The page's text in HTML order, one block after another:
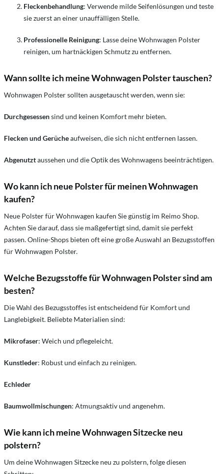
Fleckenbehandlung: Verwende milde Seifenlösungen und teste
sie zuerst an einer unauffälligen Stelle.
Professionelle Reinigung: Lasse deine Wohnwagen Polster
reinigen, um hartnäckigen Schmutz zu entfernen.
Wann sollte ich meine Wohnwagen Polster tauschen?
Wohnwagen Polster sollten ausgetauscht werden, wenn sie:
Durchgesessensind und keinen Komfort mehr bieten.
Flecken und Gerücheaufweisen, die sich nicht entfernen lassen.
Abgenutztaussehen und die Optik des Wohnwagens beeinträchtigen.
Wo kann ich neue Polster für meinen Wohnwagen
kaufen?
Neue Polster für Wohnwagen kaufen Sie günstig im Reimo Shop.
Achten Sie darauf, dass sie maßgefertigt sind, damit sie perfekt
passen. Online-Shops bieten oft eine große Auswahl an Bezugsstoffen
für Wohnwagen Polster.
Welche Bezugsstoffe für Wohnwagen Polster sind am
besten?
Die Wahl des Bezugsstoffes ist entscheidend für Komfort und
Langlebigkeit. Beliebte Materialien sind:
Mikrofaser: Weich und pflegeleicht.
Kunstleder: Robust und einfach zu reinigen.
Echleder
Baumwollmischungen: Atmungsaktiv und angenehm.
Wie kann ich meine Wohnwagen Sitzecke neu
polstern?
Um deine Wohnwagen Sitzecke neu zu polstern, folge diesen